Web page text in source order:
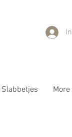
Slabbetjes More